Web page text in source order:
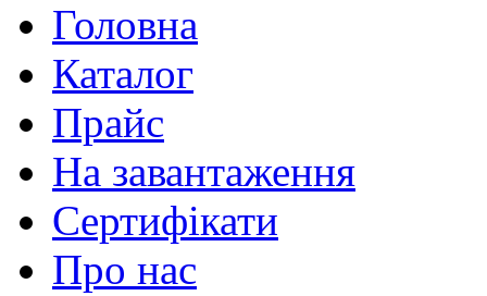
Головна
Каталог
Прайс
На завантаження
Сертифікати
Про нас